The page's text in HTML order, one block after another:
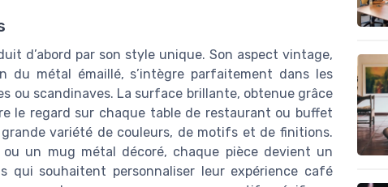
d’abord par son style unique. Son aspect vintage,
métal émaillé, s’intègre parfaitement dans les
ou scandinaves. La surface brillante, obtenue grâce
le regard sur chaque table de restaurant ou buffet
variété de couleurs, de motifs et de finitions.
un mug métal décoré, chaque pièce devient un
qui souhaitent personnaliser leur expérience café